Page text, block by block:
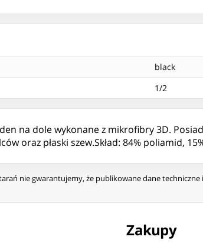
black
1/2
na dole wykonane z mikrofibry 3D.
oraz płaski szew.Skład: 84% poliamid,
nie gwarantujemy, że publikowane dane
Zakupy